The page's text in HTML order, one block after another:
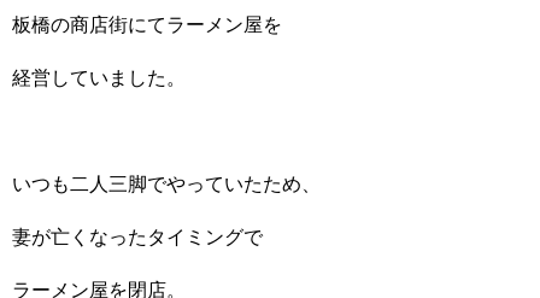
板橋の商店街にてラーメン屋を
経営していました。
いつも二人三脚でやっていたため、
妻が亡くなったタイミングで
ラーメン屋を閉店。